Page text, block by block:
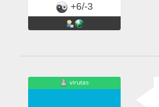
+6/-3
virutas